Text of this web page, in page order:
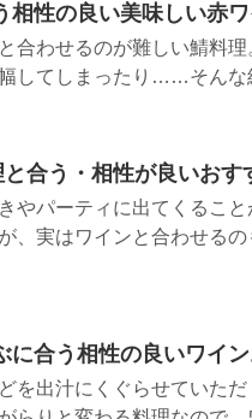
相性の良い美味しい赤
合わせるのが難しい鯖料
してしまったり……そんな
合う・相性が良いお
やパーティに出てくるこ
、実はワインと合わせる
に合う相性の良いワイ
を出汁にくぐらせていた